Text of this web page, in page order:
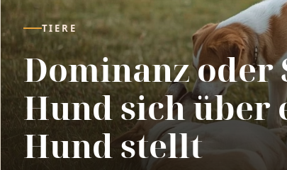
TIERE
Dominanz oder
Hund sich über
Hund stellt